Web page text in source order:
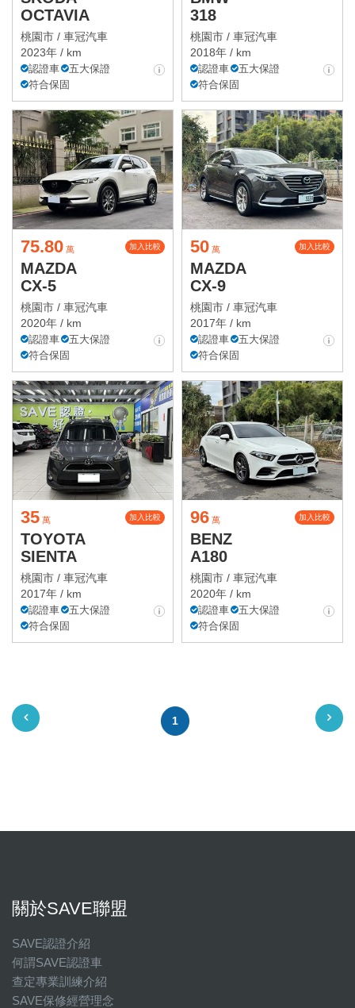
OCTAVIA
桃園市 / 車冠汽車
2023年 / km
認證車
五大保證
符合保固
318
桃園市 / 車冠汽車
2018年 / km
認證車
五大保證
符合保固
75.80 萬 加入比較
MAZDA
CX-5
桃園市 / 車冠汽車
2020年 / km
認證車
五大保證
符合保固
50 萬 加入比較
MAZDA
CX-9
桃園市 / 車冠汽車
2017年 / km
認證車
五大保證
符合保固
35 萬 加入比較
TOYOTA
SIENTA
桃園市 / 車冠汽車
2017年 / km
認證車
五大保證
符合保固
96 萬 加入比較
BENZ
A180
桃園市 / 車冠汽車
2020年 / km
認證車
五大保證
符合保固
1
關於SAVE聯盟
SAVE認證介紹
何謂SAVE認證車
查定專業訓練介紹
SAVE保修經營理念